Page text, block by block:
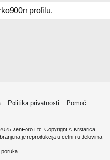
profilu.
Politika privatnosti
Pomoć
XenForo Ltd. Copyright © Krstarica
je reprodukcija u celini i u delovima